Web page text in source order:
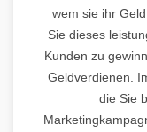
wem sie ihr
Sie dieses
Kunden zu
Geldverdienen.
die Sie